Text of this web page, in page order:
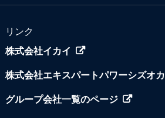
リンク
株式会社イカイ
株式会社エキスパートパワーシズオカ
グループ会社一覧のページ